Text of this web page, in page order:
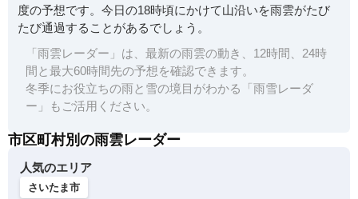
度の予想です。今日の18時頃にかけて山沿いを雨雲がたび
たび通過することがあるでしょう。
「雨雲レーダー」は、最新の雨雲の動き、12時間、24時
間と最大60時間先の予想を確認できます。
冬季にお役立ちの雨と雪の境目がわかる「雨雪レーダ
ー」もご活用ください。
市区町村別の雨雲レーダー
人気のエリア
さいたま市